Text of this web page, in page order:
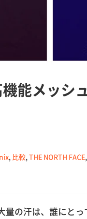
機能メッ
, 比較,THE NORTH FACE,
の汗は、誰にと